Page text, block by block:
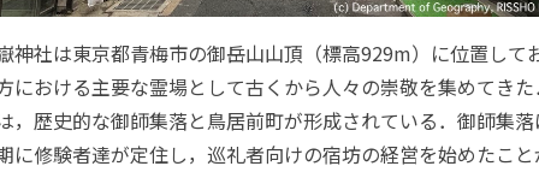
神社は東京都青梅市の御岳山山頂（標高929m）に位置して
における主要な霊場として古くから人々の崇敬を集めてき
，歴史的な御師集落と鳥居前町が形成されている．御師集
に修験者達が定住し，巡礼者向けの宿坊の経営を始めたこ